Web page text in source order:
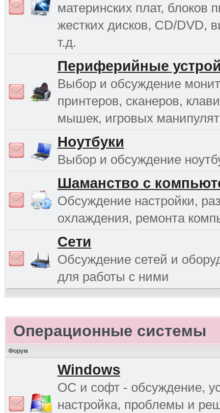
материнских плат, блоков
жестких дисков, CD/DVD,
т.д.
Периферийные
Выбор и обсуждение
принтеров, сканеров,
мышек, игровых
Ноутбуки
Выбор и обсуждение
Шаманство с
Обсуждение настройки,
охлаждения, ремонта
Сети
Обсуждение сетей и
для работы с ними
Операционные системы
Форум
Windows
ОС и софт - обсуждение,
настройка, проблемы и